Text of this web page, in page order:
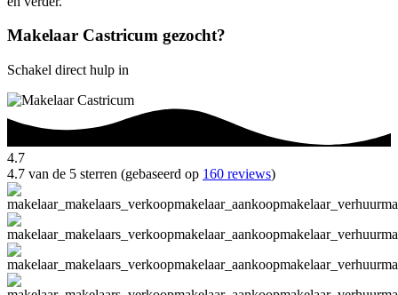
Makelaar Castricum gezocht?
Schakel direct hulp in
4.7
4.7 van de 5 sterren (gebaseerd op 160 reviews)